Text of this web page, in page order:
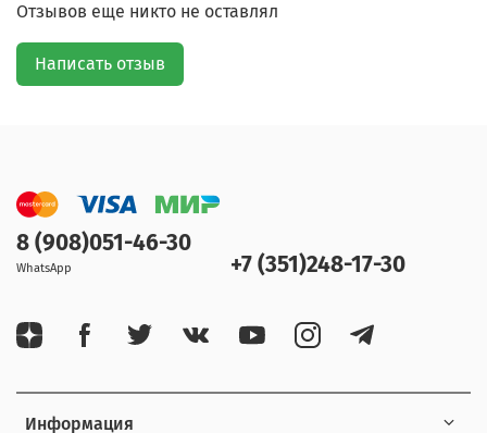
Отзывов еще никто не оставлял
Написать отзыв
Информация
8 (908)051-46-30
WhatsApp +7 (351)248-17-30